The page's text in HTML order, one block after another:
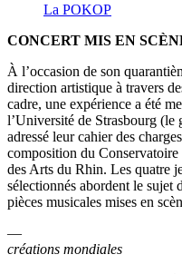
La POKOP
CONCERT MIS EN
À l’occasion de son
direction artistique à travers
cadre, une expérience a été
l’Université de Strasbourg
adressé leur cahier des
composition du
des Arts du Rhin. Les quatre
sélectionnés abordent le sujet
pièces musicales mises en
—
créations mondiales